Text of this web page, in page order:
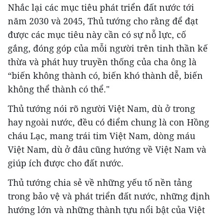
Nhắc lại các mục tiêu phát triển đất nước tới
năm 2030 và 2045, Thủ tướng cho rằng để đạt
được các mục tiêu này cần có sự nỗ lực, cố
gắng, đóng góp của mỗi người trên tinh thần kế
thừa và phát huy truyền thống của cha ông là
“biến không thành có, biến khó thành dễ, biến
không thể thành có thể."
Thủ tướng nói rõ người Việt Nam, dù ở trong
hay ngoài nước, đều có điểm chung là con Hồng
cháu Lạc, mang trái tim Việt Nam, dòng máu
Việt Nam, dù ở đâu cũng hướng về Việt Nam và
giúp ích được cho đất nước.
Thủ tướng chia sẻ về những yếu tố nền tảng
trong bảo vệ và phát triển đất nước, những định
hướng lớn và những thành tựu nổi bật của Việt